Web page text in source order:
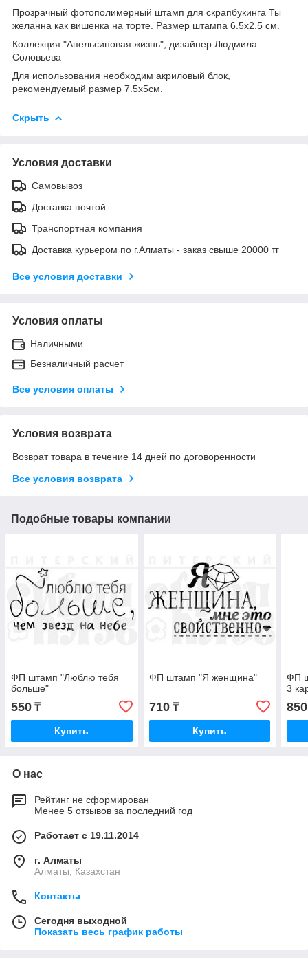
Прозрачный фотополимерный штамп для скрапбукинга Ты
желанна как вишенка на торте. Размер штампа 6.5х2.5 см.
Коллекция "Апельсиновая жизнь", дизайнер Людмила
Соловьева
Для использования необходим акриловый блок,
рекомендуемый размер 7.5х5см.
Скрыть
Условия доставки
Самовывоз
Доставка почтой
Транспортная компания
Доставка курьером по г.Алматы - заказ свыше 20000 тг
Все условия доставки
Условия оплаты
Наличными
Безналичный расчет
Все условия оплаты
Условия возврата
Возврат товара в течение 14 дней по договоренности
Все условия возврата
Подобные товары компании
ФП штамп "Люблю тебя
больше"
550 ₸
Купить
ФП штамп "Я женщина"
710₸
Купить
ФП
3
850
О нас
Рейтинг не сформирован
Менее 5 отзывов за последний год
Работает с 19.11.2014
г. Алматы
Алматы, Казахстан
Контакты
Сегодня выходной
Показать весь график работы